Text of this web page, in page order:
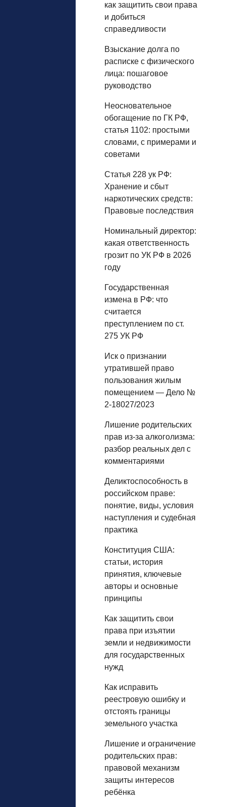
как защитить свои права
и добиться
справедливости
Взыскание долга по
расписке с физического
лица: пошаговое
руководство
Неосновательное
обогащение по ГК РФ,
статья 1102: простыми
словами, с примерами и
советами
Статья 228 ук РФ:
Хранение и сбыт
наркотических средств:
Правовые последствия
Номинальный директор:
какая ответственность
грозит по УК РФ в 2026
году
Государственная
измена в РФ: что
считается
преступлением по ст.
275 УК РФ
Иск о признании
утратившей право
пользования жилым
помещением — Дело №
2-18027/2023
Лишение родительских
прав из‑за алкоголизма:
разбор реальных дел с
комментариями
Деликтоспособность в
российском праве:
понятие, виды, условия
наступления и судебная
практика
Конституция США:
статьи, история
принятия, ключевые
авторы и основные
принципы
Как защитить свои
права при изъятии
земли и недвижимости
для государственных
нужд
Как исправить
реестровую ошибку и
отстоять границы
земельного участка
Лишение и ограничение
родительских прав:
правовой механизм
защиты интересов
ребёнка